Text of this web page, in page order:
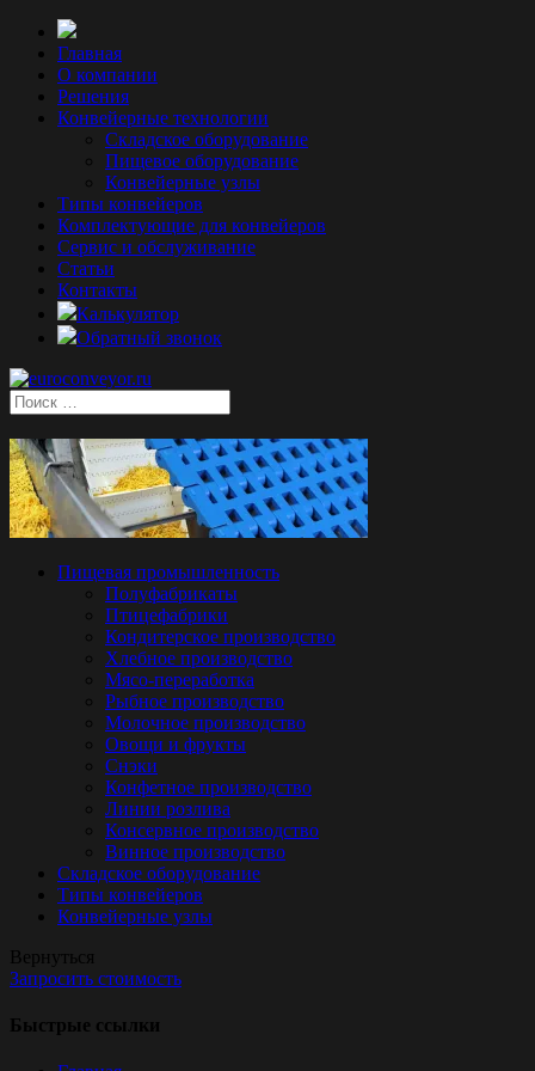
Главная
О компании
Решения
Конвейерные технологии
Складское оборудование
Пищевое оборудование
Конвейерные узлы
Типы конвейеров
Комплектующие для конвейеров
Сервис и обслуживание
Статьи
Контакты
Калькулятор
Обратный звонок
Пищевая промышленность
Полуфабрикаты
Птицефабрики
Кондитерское производство
Хлебное производство
Мясо-переработка
Рыбное производство
Молочное производство
Овощи и фрукты
Снэки
Конфетное производство
Линии розлива
Консервное производство
Винное производство
Складское оборудование
Типы конвейеров
Конвейерные узлы
Вернуться
Запросить стоимость
Быстрые ссылки